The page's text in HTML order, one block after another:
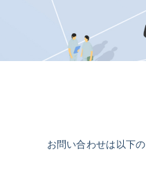
お問い合わせは以下